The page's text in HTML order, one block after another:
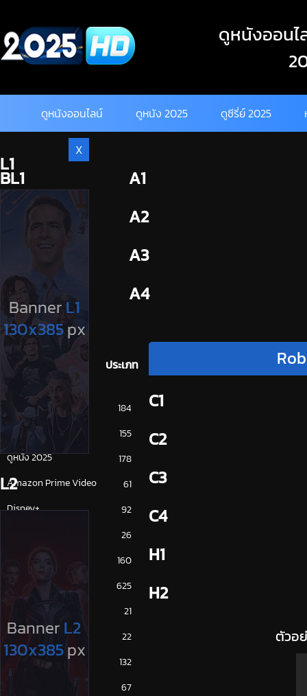
content
ดูหนังออนไ
ดูหนังออนไลน์ ดูหนัง 2025 ดูซีรี่ย์ 2025
BL1
A1
A2
A3
A4
ประเภท
การ์ตูน
184
ดูซีรี่ย์ 2025
155
ดูหนัง 2025
178
Amazon Prime Video
61
Disney+
92
26
160
NETFLIX
625
21
ซีรีย์ญี่ปุ่น
22
ซีรีย์ฝรั่ง
132
67
C1
C2
C3
C4
H1
H2
ตัวอ
X
L1
L2